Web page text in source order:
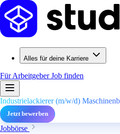
Alles für deine Karriere
Für ArbeitgeberJob finden
Industrielackierer (m/w/d)
Jetzt bewerben
Jobbörse